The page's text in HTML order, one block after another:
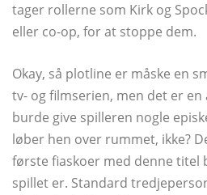
tager rollerne som Kirk og
eller co-op, for at stoppe dem.
Okay, så plotline er måske en
tv- og filmserien, men det er
burde give spilleren nogle
løber hen over rummet, ikke?
første fiaskoer med denne titel
spillet er. Standard